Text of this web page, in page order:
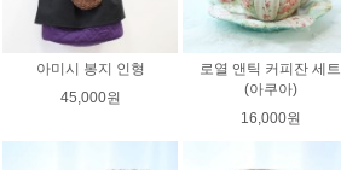
아미시 봉지 인형
45,000원
로열 앤틱 커피잔 세트
(아쿠아)
16,000원